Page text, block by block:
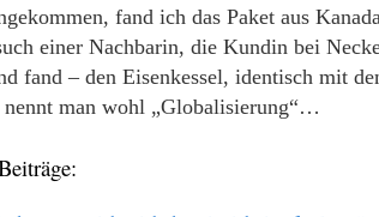
fand ich das Paket aus
einer Nachbarin, die Kundin bei
fand – den Eisenkessel, identisch mit
nennt man wohl „Globalisierung“…